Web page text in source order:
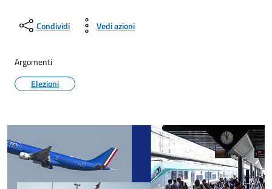
Condividi Vedi azioni
Argomenti
Elezioni